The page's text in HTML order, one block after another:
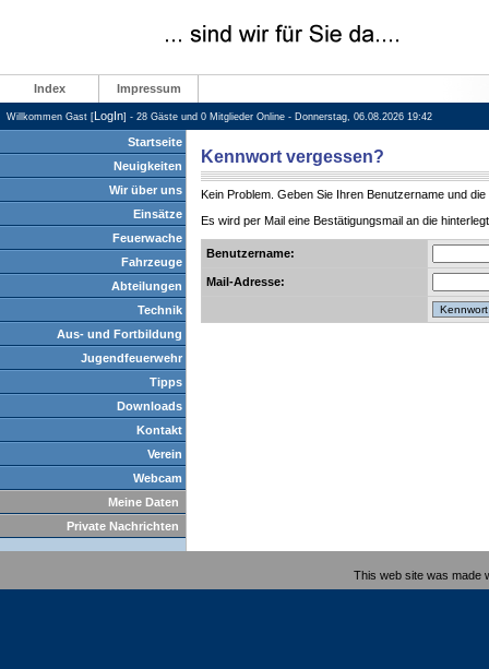
Index Impressum
Willkommen Gast [LogIn] - 28 Gäste und 0 Mitglieder Online - Donnerstag, 06.08.2026 19:42
Startseite
Neuigkeiten
Wir über uns
Einsätze
Feuerwache
Fahrzeuge
Abteilungen
Technik
Aus- und Fortbildung
Jugendfeuerwehr
Tipps
Downloads
Kontakt
Verein
Webcam
Meine Daten
Private Nachrichten
Kennwort vergessen?
Kein Problem. Geben Sie Ihren Benutzername und
Es wird per Mail eine Bestätigungsmail an die
Benutzername:
Mail-Adresse:
This web site was made